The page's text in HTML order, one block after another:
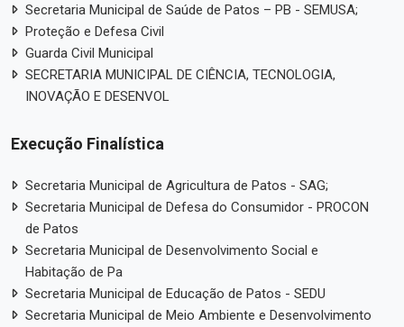
Secretaria Municipal de Saúde de Patos – PB - SEMUSA;
Proteção e Defesa Civil
Guarda Civil Municipal
SECRETARIA MUNICIPAL DE CIÊNCIA, TECNOLOGIA,
INOVAÇÃO E DESENVOL
Execução Finalística
Secretaria Municipal de Agricultura de Patos - SAG;
Secretaria Municipal de Defesa do Consumidor - PROCON
de Patos
Secretaria Municipal de Desenvolvimento Social e
Habitação de Pa
Secretaria Municipal de Educação de Patos - SEDU
Secretaria Municipal de Meio Ambiente e Desenvolvimento